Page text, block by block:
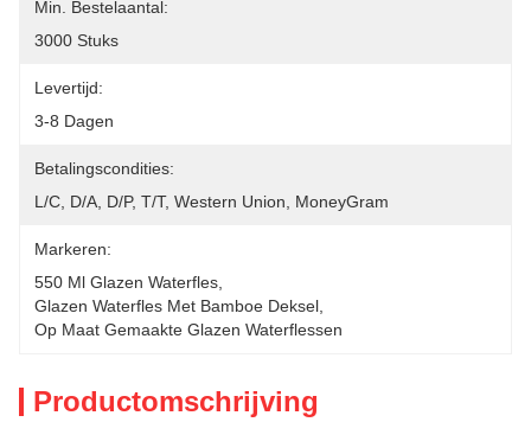
Min. Bestelaantal:
3000 Stuks
Levertijd:
3-8 Dagen
Betalingscondities:
L/C, D/A, D/P, T/T, Western Union, MoneyGram
Markeren:
550 Ml Glazen Waterfles
Glazen Waterfles Met Bamboe Deksel
Op Maat Gemaakte Glazen Waterflessen
Productomschrijving